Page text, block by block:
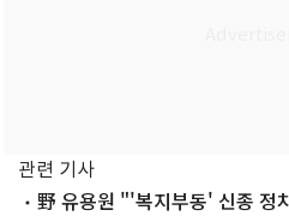
관련 기사
野 유용원 "'복지부동' 신종 정